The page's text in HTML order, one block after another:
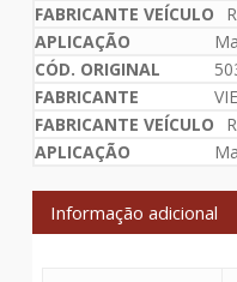
Informação adicional